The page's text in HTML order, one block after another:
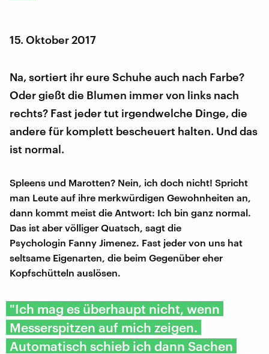
15. Oktober 2017
Na, sortiert ihr eure Schuhe auch nach Farbe?
Oder gießt die Blumen immer von links nach
rechts? Fast jeder tut irgendwelche Dinge, die
andere für komplett bescheuert halten. Und das
ist normal.
Spleens und Marotten? Nein, ich doch nicht! Spricht
man Leute auf ihre merkwürdigen Gewohnheiten an,
dann kommt meist die Antwort: Ich bin ganz normal.
Das ist aber völliger Quatsch, sagt die
Psychologin Fanny Jimenez. Fast jeder von uns hat
seltsame Eigenarten, die beim Gegenüber eher
Kopfschütteln auslösen.
"Ich mag es überhaupt nicht, wenn
Messerspitzen auf mich zeigen.
Automatisch schieb ich dann Sachen